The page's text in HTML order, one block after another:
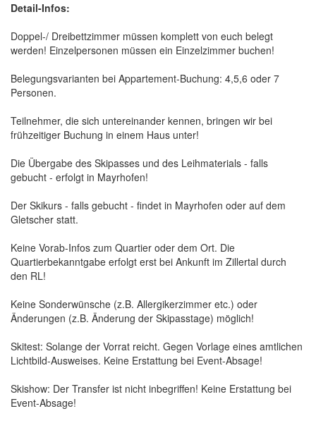
Detail-Infos:
Doppel-/ Dreibettzimmer müssen komplett von euch belegt
werden! Einzelpersonen müssen ein Einzelzimmer buchen!
Belegungsvarianten bei Appartement-Buchung: 4,5,6 oder 7
Personen.
Teilnehmer, die sich untereinander kennen, bringen wir bei
frühzeitiger Buchung in einem Haus unter!
Die Übergabe des Skipasses und des Leihmaterials - falls
gebucht - erfolgt in Mayrhofen!
Der Skikurs - falls gebucht - findet in Mayrhofen oder auf dem
Gletscher statt.
Keine Vorab-Infos zum Quartier oder dem Ort. Die
Quartierbekanntgabe erfolgt erst bei Ankunft im Zillertal durch
den RL!
Keine Sonderwünsche (z.B. Allergikerzimmer etc.) oder
Änderungen (z.B. Änderung der Skipasstage) möglich!
Skitest: Solange der Vorrat reicht. Gegen Vorlage eines amtlichen
Lichtbild-Ausweises. Keine Erstattung bei Event-Absage!
Skishow: Der Transfer ist nicht inbegriffen! Keine Erstattung bei
Event-Absage!